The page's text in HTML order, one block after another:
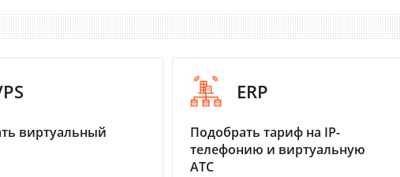
виртуальный
ERP
Подобрать тариф на IP-
телефонию и виртуальную
АТС